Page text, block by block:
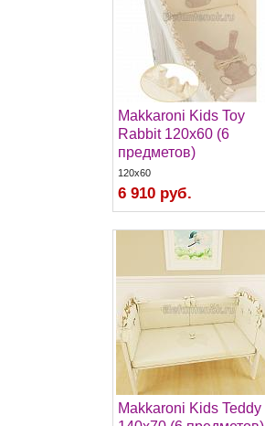
Makkaroni Kids Toy
Rabbit 120х60 (6
предметов)
120x60
6 910 руб.
Makkaroni Kids Teddy